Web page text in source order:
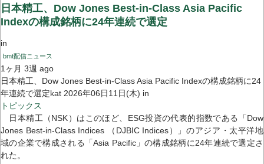
日本精工、Dow Jones Best-in-Class Asia Pacific
Indexの構成銘柄に24年連続で選定
in
bmt配信ニュース
1ヶ月 3週 ago
日本精工、Dow Jones Best-in-Class Asia Pacific Indexの構成銘柄に24
年連続で選定kat 2026年06日11日(木) in
トピックス
日本精工（NSK）はこのほど、ESG投資の代表的指数である「Dow
Jones Best-in-Class Indices （DJBIC Indices）」のアジア・太平洋地
域の企業で構成される「Asia Pacific」の構成銘柄に24年連続で選定さ
れた。